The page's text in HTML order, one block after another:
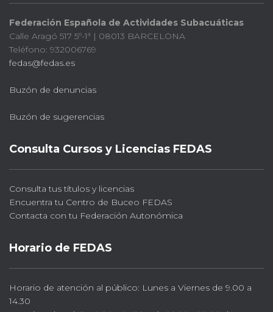
Federación Española de Actividades Subacuáticas
Calle Aragó 517 5º-1ª | 08013 BARCELONA
Teléfono: 932006769
fedas@fedas.es
Buzón de denuncias
Buzón de sugerencias
Consulta Cursos y Licencias FEDAS
Consulta tus títulos y licencias
Encuentra tu Centro de Buceo FEDAS
Contacta con tu Federación Autonómica
Horario de FEDAS
Horario de atención al público: Lunes a Viernes de 9.00 a
14.30